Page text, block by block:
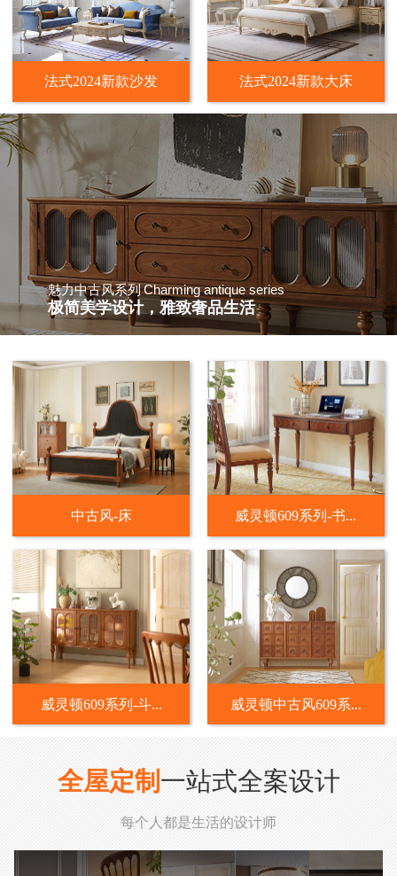
法式2024新款沙发 法式2024新款大床
魅力中古风系列 Charming antique series
极简美学设计，雅致奢品生活
中古风-床 威灵顿609系列-书...
威灵顿609系列-斗... 威灵顿中古风609系...
全屋定制 一站式全案设计
每个人都是生活的设计师